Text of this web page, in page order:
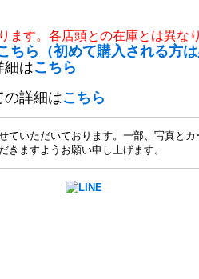
す。各店頭との在庫とは異なり
ら（初めて購入される方は
細はこちら
の詳細はこちら
いただいております。一部、写真と
ますようお願い申し上げます。